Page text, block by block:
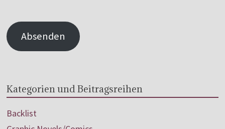
Absenden
Kategorien und Beitragsreihen
Backlist